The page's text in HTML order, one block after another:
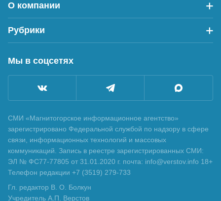
О компании
Рубрики
Мы в соцсетях
СМИ «Магнитогорское информационное агентство»
зарегистрировано Федеральной службой по надзору в сфере
связи, информационных технологий и массовых
коммуникаций. Запись в реестре зарегистрированных СМИ:
ЭЛ № ФС77-77805 от 31.01.2020 г. почта: info@verstov.info 18+
Телефон редакции +7 (3519) 279-733
Гл. редактор В. О. Болкун
Учредитель А.П. Верстов